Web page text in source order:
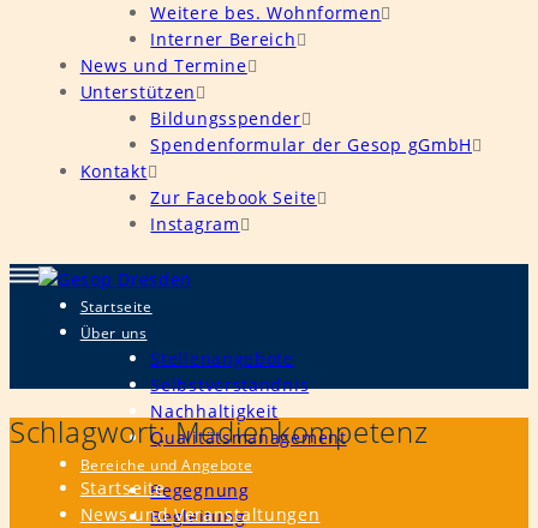
Weitere bes. Wohnformen
Interner Bereich
News und Termine
Unterstützen
Bildungsspender
Spendenformular der Gesop gGmbH
Kontakt
Zur Facebook Seite
Instagram
Startseite
Über uns
Stellenangebote
Selbstverständnis
Nachhaltigkeit
Qualitätsmanagement
Bereiche und Angebote
Begegnung
Begleitung
Schlagwort:Medienkompetenz
Startseite
News und Veranstaltungen